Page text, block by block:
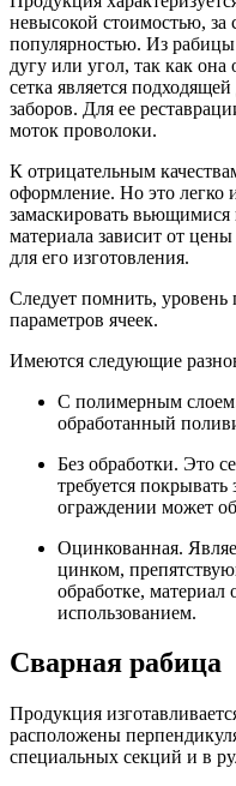
невысокой стоимостью, за
популярностью. Из
дугу или угол, так как
сетка является
заборов. Для ее
моток проволоки.
К отрицательным
оформление. Но это легко
замаскировать
материала зависит от
для его изготовления.
Следует помнить, уровень
параметров ячеек.
Имеются следующие
С полимерным
обработанный
Без обработки. Это
требуется
ограждении может
Оцинкованная.
цинком,
обработке, материал
использованием.
Сварная рабица
Продукция
расположены
специальных секций и в